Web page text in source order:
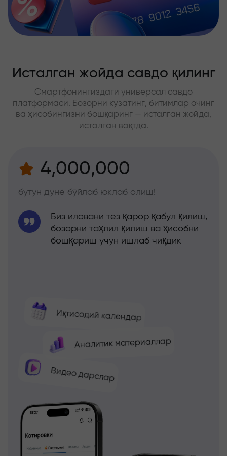
Исталган жойда савдо қилинг
Смартфонингиздаги универсал савдо
платформаси. Бозорни кузатинг, битимлар очинг
ва ҳисобингизни бошқаринг — исталган жойда,
исталган вақтда.
4,000,000
бутун дунё бўйлаб юклаб олиш!
Иқтисодий календар
Аналитик материаллар
Видео дарслар
Биз иловани тез қарор қабул қилиш,
бозорни таҳлил қилиш ва ҳисобни
бошқариш учун ишлаб чиқдик